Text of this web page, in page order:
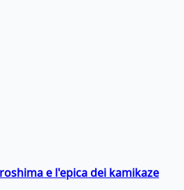
e l'epica dei kamikaze